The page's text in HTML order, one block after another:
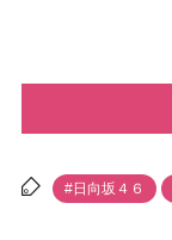
#日向坂４６